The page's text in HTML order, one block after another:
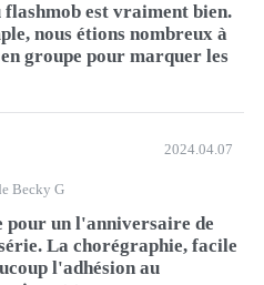
est vraiment bien.
nous étions nombreux à
groupe pour marquer les
2024.04.07
Becky G
pour un l'anniversaire de
La chorégraphie, facile
l'adhésion au